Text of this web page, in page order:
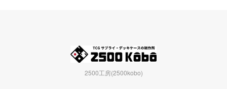
2500工房(2500kobo)